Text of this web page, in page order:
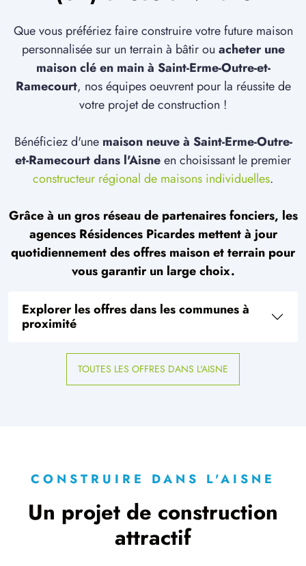
Que vous préfériez faire construire votre future maison
personnalisée sur un terrain à bâtir ou acheter une
maison clé en main à Saint-Erme-Outre-et-
Ramecourt, nos équipes oeuvrent pour la réussite de
votre projet de construction !
Bénéficiez d'une maison neuve à Saint-Erme-Outre-
et-Ramecourt dans l'Aisneen choisissant le premier
constructeur régional de maisons individuelles.
Grâce à un gros réseau de partenaires fonciers, les
agences Résidences Picardes mettent à jour
quotidiennement des offres maison et terrain pour
vous garantir un large choix.
Explorer les offres dans les communes à
proximité
TOUTES LES OFFRES DANS L'AISNE
CONSTRUIRE DANS L'AISNE
Un projet de construction
attractif